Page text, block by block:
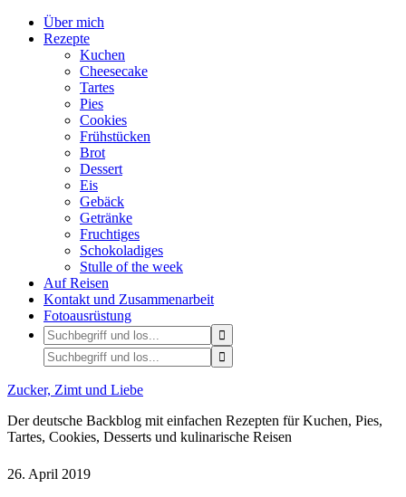
Über mich
Rezepte
Kuchen
Cheesecake
Tartes
Pies
Cookies
Frühstücken
Brot
Dessert
Eis
Gebäck
Getränke
Fruchtiges
Schokoladiges
Stulle of the week
Auf Reisen
Kontakt und Zusammenarbeit
Fotoausrüstung
Zucker, Zimt und Liebe
Der deutsche Backblog mit einfachen Rezepten für Kuchen, Pies,
Tartes, Cookies, Desserts und kulinarische Reisen
26. April 2019